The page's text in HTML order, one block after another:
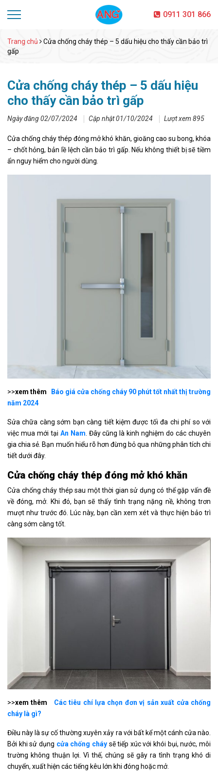
0911 301 866
Trang chủ
Cửa chống cháy thép – 5 dấu hiệu cho thấy cần bảo trì
gấp
Cửa chống cháy thép – 5 dấu hiệu
cho thấy cần bảo trì gấp
Ngày đăng 02/07/2024 Cập nhật 01/10/2024 Lượt xem 895
Cửa chống cháy thép đóng mở khó khăn, gioăng cao su bong, khóa
– chốt hỏng, bản lề lệch cần bảo trì gấp. Nếu không thiết bị sẽ tiềm
ẩn nguy hiểm cho người dùng.
>>xem thêm
Báo giá cửa chống cháy 90 phút tốt nhất thị trường
năm 2024
Sửa chữa càng sớm bạn càng tiết kiệm được tối đa chi phí so với
việc mua mới tại An Nam. Đây cũng là kinh nghiệm do các chuyên
gia chia sẻ. Bạn muốn hiểu rõ hơn đừng bỏ qua những phân tích chi
tiết dưới đây.
Cửa chống cháy thép đóng mở khó khăn
Cửa chống cháy thép sau một thời gian sử dụng có thể gặp vấn đề
về đóng, mở. Khi đó, bạn sẽ thấy tình trạng nặng nề, không trơn
mượt như trước đó. Lúc này, bạn cần xem xét và thực hiện bảo trì
càng sớm càng tốt.
>>xem thêm
Các tiêu chí lựa chọn đơn vị sản xuất cửa chống
cháy là gì?
Điều này là sự cố thường xuyên xảy ra với bất kể một cánh cửa nào.
Bởi khi sử dụng cửa chống cháysẽ tiếp xúc với khói bụi, nước, môi
trường không thuận lợi. Vì thế, chúng sẽ gây ra tình trạng khó di
chuyển, xuất hiện các tiếng kêu lớn khi đóng hoặc mở.